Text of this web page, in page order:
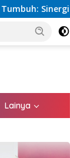
PLN
Lainya